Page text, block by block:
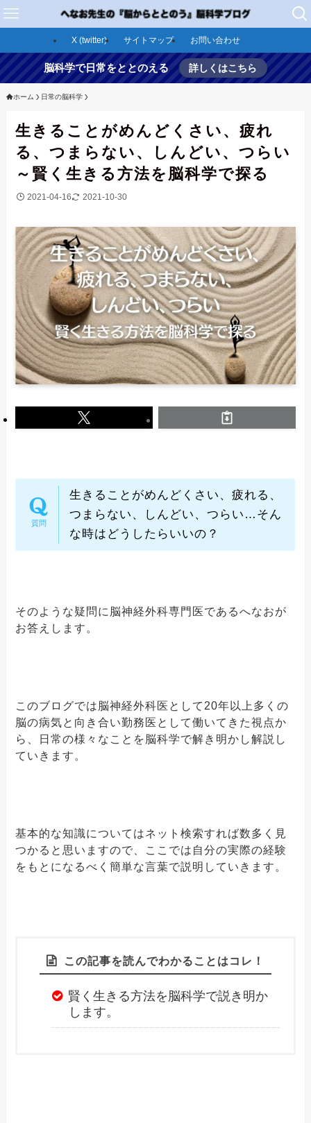
X (twitter) サイトマップ お問い合わせ
脳科学で日常をととのえる 詳しくはこちら
ホーム 日常の脳科学
生きることがめんどくさい、疲れ
る、つまらない、しんどい、つらい
～賢く生きる方法を脳科学で探る
2021-04-16 2021-10-30
生きることがめんどくさい、疲れる、
つまらない、しんどい、つらい…そん
な時はどうしたらいいの？
そのような疑問に脳神経外科専門医であるへなおが
お答えします。
このブログでは脳神経外科医として20年以上多くの
脳の病気と向き合い勤務医として働いてきた視点か
ら、日常の様々なことを脳科学で解き明かし解説し
ていきます。
基本的な知識についてはネット検索すれば数多く見
つかると思いますので、ここでは自分の実際の経験
をもとになるべく簡単な言葉で説明していきます。
この記事を読んでわかることはコレ！
賢く生きる方法を脳科学で説き明か
します。